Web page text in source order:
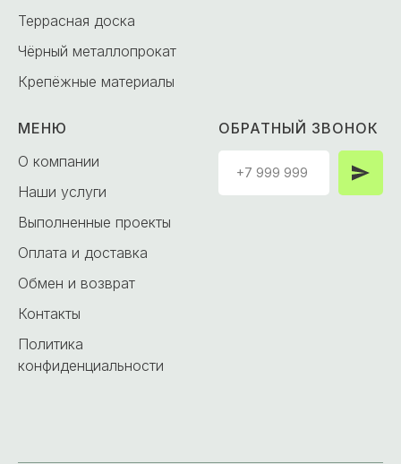
Террасная доска
Чёрный металлопрокат
Крепёжные материалы
МЕНЮ
О компании
Наши услуги
Выполненные проекты
Оплата и доставка
Обмен и возврат
Контакты
Политика
конфиденциальности
ОБРАТНЫЙ ЗВОНОК